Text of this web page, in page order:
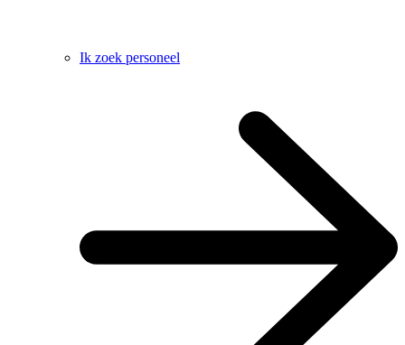
Ik zoek personeel